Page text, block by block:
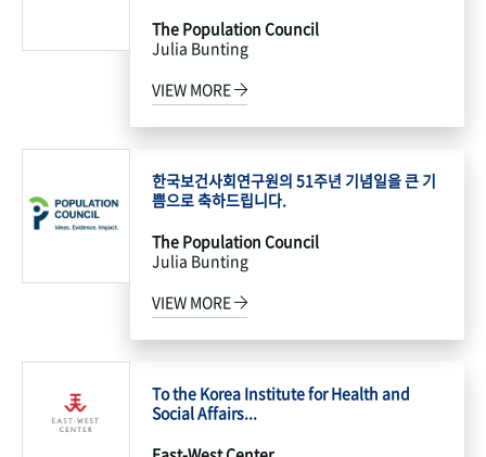
The Population Council
Julia Bunting
VIEW MORE
한국보건사회연구원의 51주년 기념일을 큰 기
쁨으로 축하드립니다.
The Population Council
Julia Bunting
VIEW MORE
To the Korea Institute for Health and
Social Affairs...